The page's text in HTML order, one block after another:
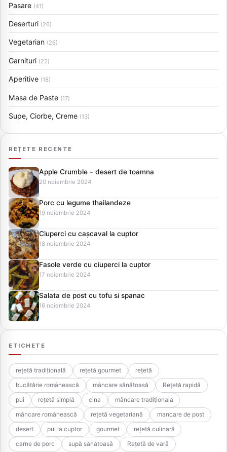
Pasare (41)
Deserturi (26)
Vegetarian (26)
Garnituri (22)
Aperitive (18)
Masa de Paste (17)
Supe, Ciorbe, Creme (13)
REȚETE RECENTE
Apple Crumble – desert de toamna
20 noiembrie 2024
Porc cu legume thailandeze
19 noiembrie 2024
Ciuperci cu cașcaval la cuptor
18 noiembrie 2024
Fasole verde cu ciuperci la cuptor
17 noiembrie 2024
Salata de post cu tofu si spanac
16 noiembrie 2024
ETICHETE
rețetă tradițională rețetă gourmet
rețetă
bucătărie românească
mâncare sănătoasă
Rețetă rapidă
pui
rețetă simplă cina
mâncare tradițională
mâncare românească
rețetă vegetariană
mancare de post
desert
pui la cuptor gourmet
rețetă culinară
carne de porc
supă sănătoasă Rețetă de vară